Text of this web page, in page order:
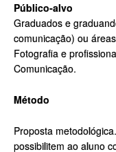
Público-alvo
Graduados e
comunicação) ou
Fotografia e
Comunicação.
Método
Proposta
possibilitem ao aluno